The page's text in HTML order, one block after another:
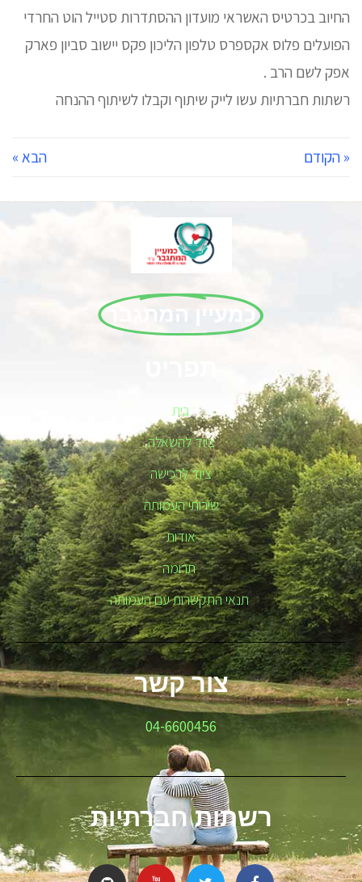
החיוב בכרטיס האשראי מועדון ההסתדרות סטייל הוט החרדי
הפועלים פלוס אקספרס טלפון הליכון פקס יישוב סביון פארק
אפק לשם הרב .
רשתות חברתיות עשו לייק שיתוף וקבלו לשיתוף ההנחה
« הקודם הבא »
כמעיין המתגבר
בית
ציוד להשאלה
ציוד לרכישה
שירותי העמותה
אודות
תרומה
תנאי התקשרות עם העמותה
צור קשר
04-6600456
רשתות חברתיות